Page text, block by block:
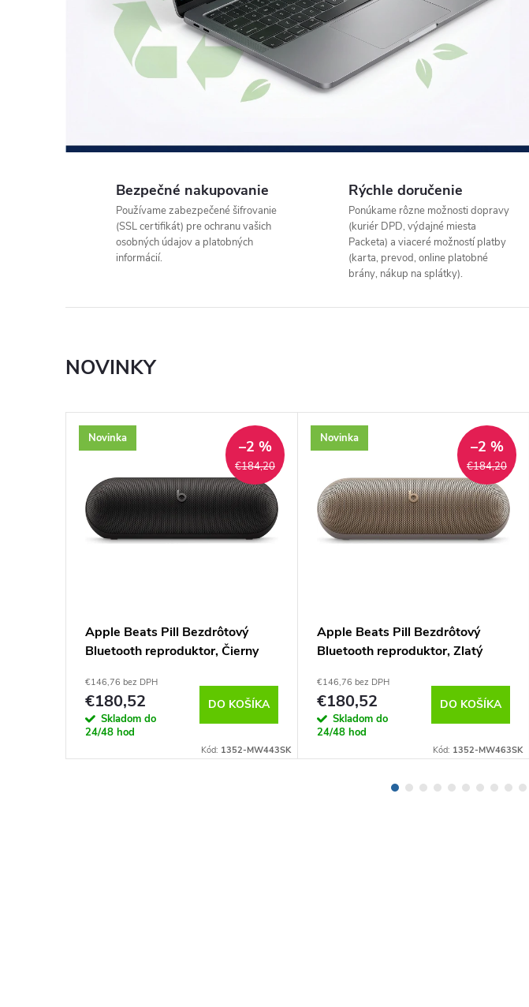
Bezpečné nakupovanie
Používame zabezpečené šifrovanie
(SSL certifikát) pre ochranu vašich
osobných údajov a platobných
informácií.
Rýchle doručenie
Ponúkame rôzne možnosti dopravy
(kuriér DPD, výdajné miesta
Packeta) a viaceré možností platby
(karta, prevod, online platobné
brány, nákup na splátky).
NOVINKY
Novinka
€184,20
–2 %
Apple Beats Pill Bezdrôtový
Bluetooth reproduktor, Čierny
€146,76 bez DPH
€180,52
Skladom do
24/48 hod
DO KOŠÍKA
Kód: 1352-MW443SK
Novinka
€184,20
–2 %
Apple Beats Pill Bezdrôtový
Bluetooth reproduktor, Zlatý
€146,76 bez DPH
€180,52
Skladom do
24/48 hod
DO KOŠÍKA
Kód: 1352-MW463SK